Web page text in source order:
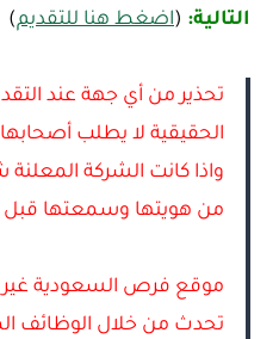
التالية: (اضغط هنا للتقديم)
تحذير من أي جهة عند
الحقيقية لا يطلب
واذا كانت الشركة المعلنة
من هويتها وسمعتها قبل
موقع فرص السعودية
تحدث من خلال الوظائف